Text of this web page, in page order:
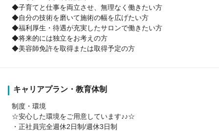
◆子育てと仕事を両立させ、無理なく働きたい方
◆自分の技術を磨いて施術の幅を広げたい方
◆福利厚生・待遇が充実したサロンで働きたい方
◆将来的には独立をお考えの方
◆美容師免許を取得または取得予定の方
キャリアプラン・教育体制
制度・環境
☆安心した環境をご用意しています♪♪☆
・正社員完全週休2日制/週休3日制